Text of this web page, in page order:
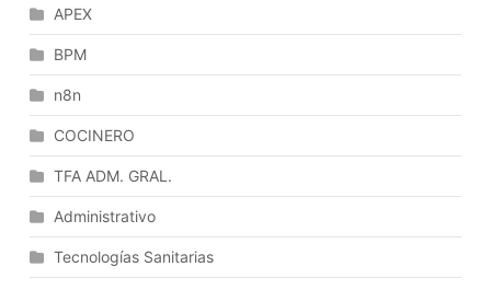
APEX
BPM
n8n
COCINERO
TFA ADM. GRAL.
Administrativo
Tecnologías Sanitarias